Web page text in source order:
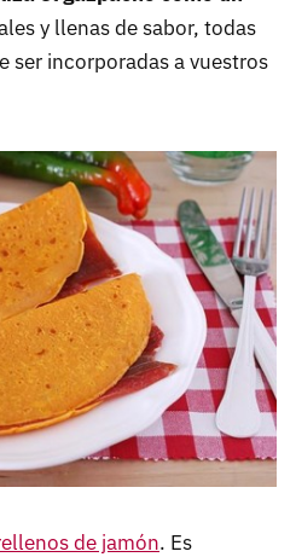
y llenas de sabor, todas
ser incorporadas a vuestros
de jamón. Es